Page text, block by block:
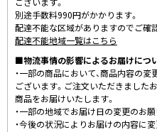
別途手数料990円がかかります。
配達不能な区域がありますのでご確
配達不能地域一覧はこちら
■物流事情の影響によるお届けにつ
・一部の商品において、商品内容の
ございます。ご注文いただきました
商品をお届けいたします。
・一部の地域でお届け日の変更のお
・今後の状況によりお届けの内容に